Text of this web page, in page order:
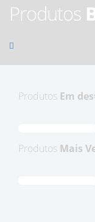
Produtos
Produtos Em
Produtos Mais